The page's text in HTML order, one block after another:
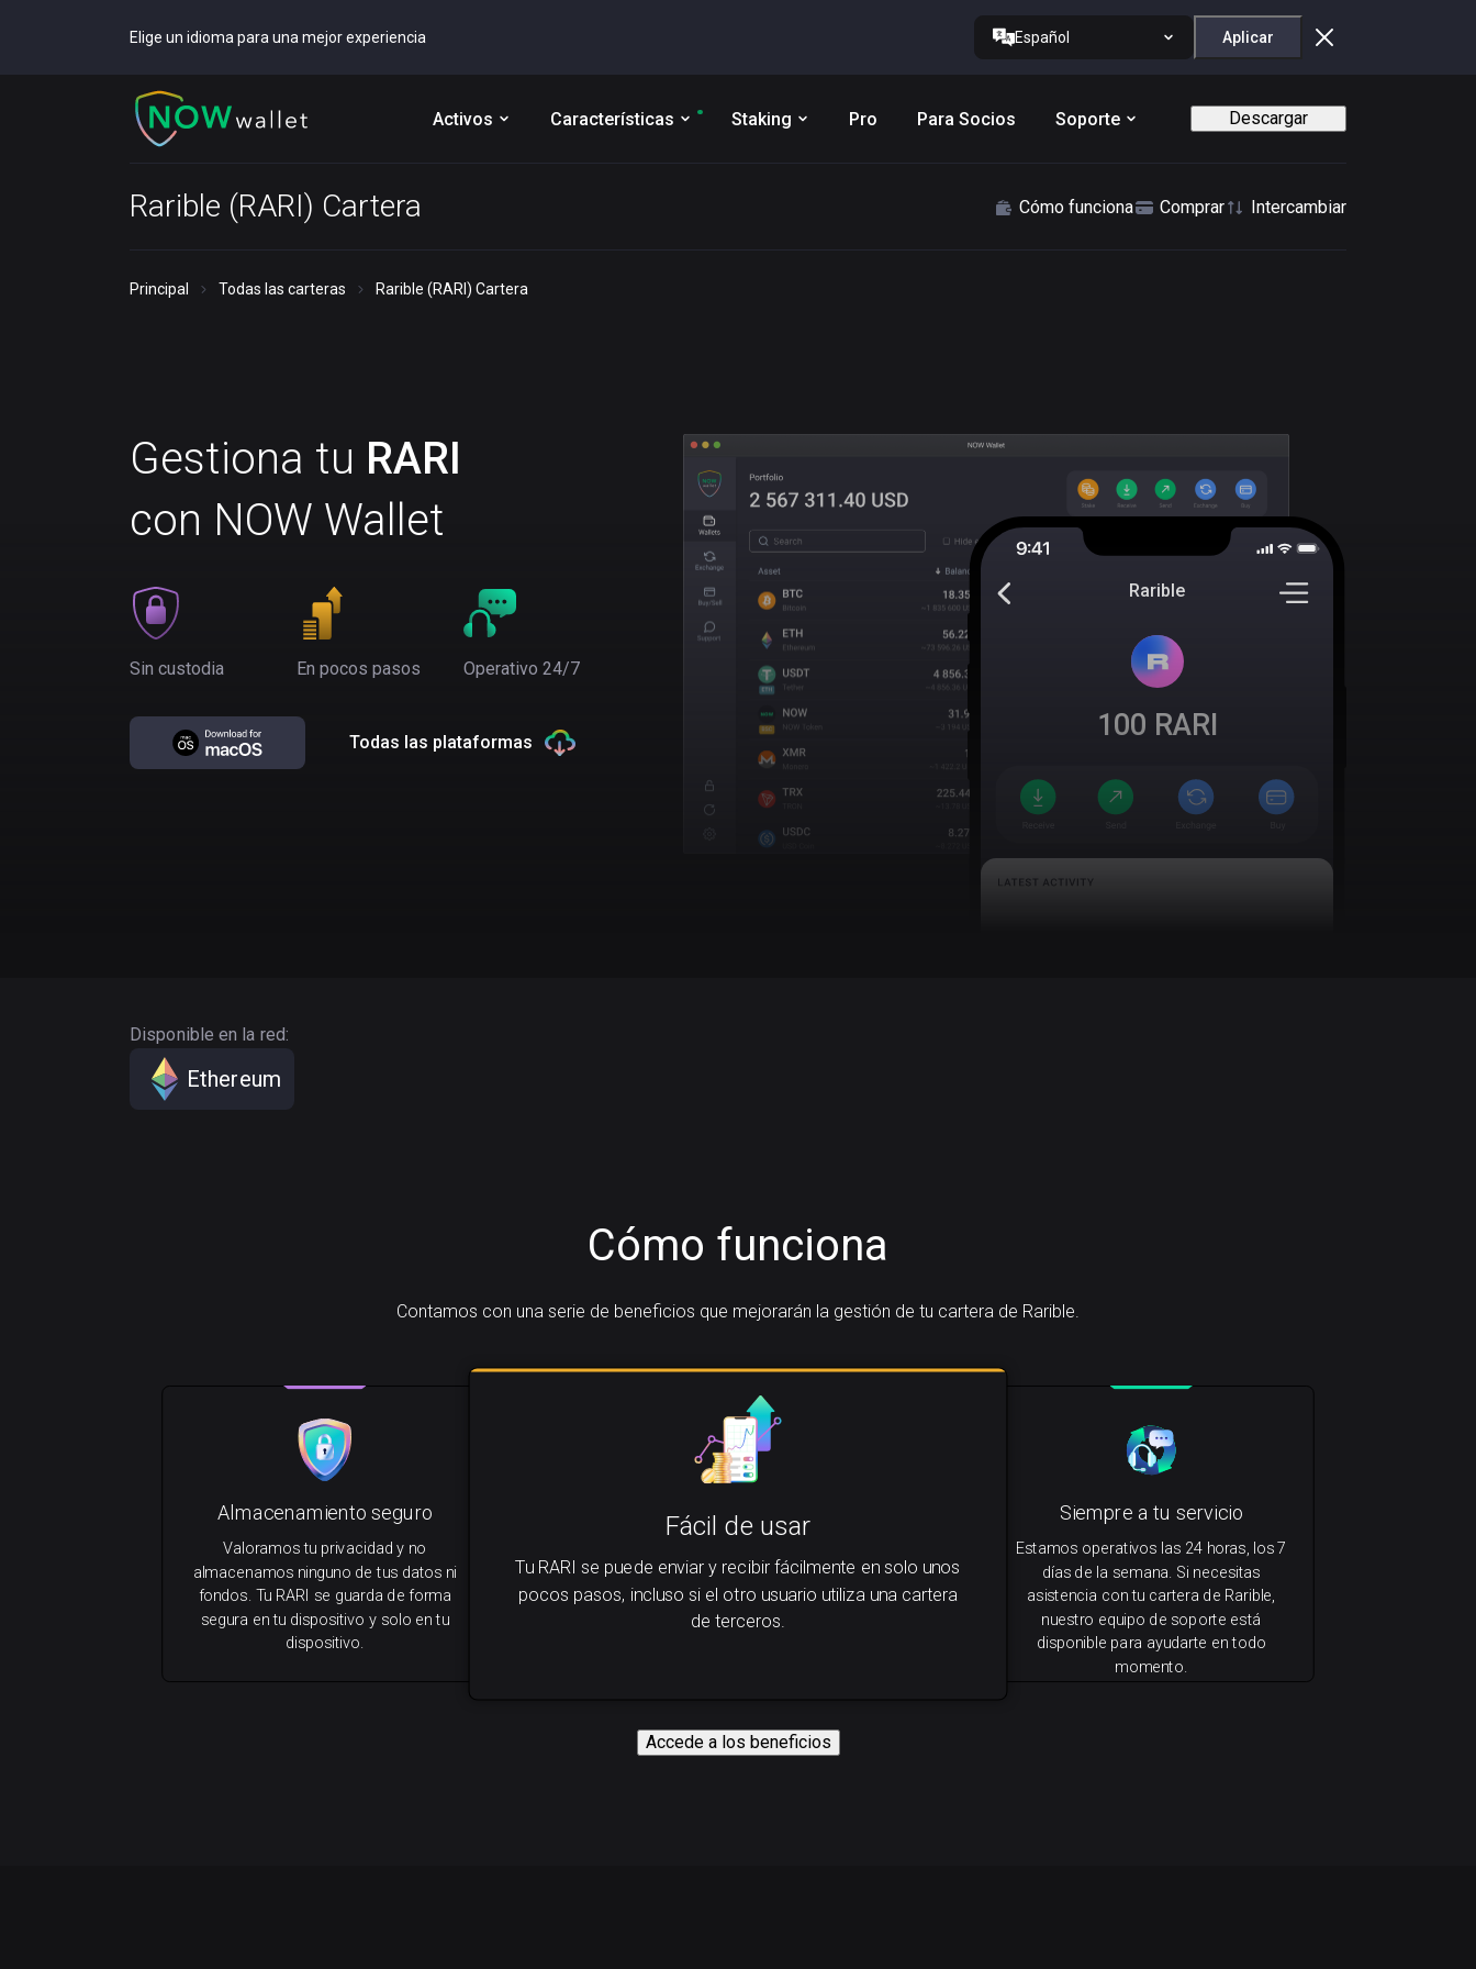
Elige un idioma para una mejor experiencia Español Aplicar
Activos Características Staking Pro Para Socios Soporte Descargar
Rarible (RARI) Cartera Cómo funciona Comprar Intercambiar
Principal Todas las carteras Rarible (RARI) Cartera
Gestiona tu RARI
con NOW Wallet
Sin custodia En pocos pasos Operativo 24/7
Todas las plataformas
Rarible
100 RARI
Disponible en la red:
Ethereum
Cómo funciona
Contamos con una serie de beneficios que mejorarán la gestión de tu cartera de Rarible.
Fácil de usar
Tu RARI se puede enviar y recibir fácilmente en solo unos
pocos pasos, incluso si el otro usuario utiliza una cartera
de terceros.
Siempre a tu servicio
Estamos operativos las 24 horas, los 7
días de la semana. Si necesitas
asistencia con tu cartera de Rarible,
nuestro equipo de soporte está
disponible para ayudarte en todo
momento.
Almacenamiento seguro
Valoramos tu privacidad y no
almacenamos ninguno de tus datos ni
fondos. Tu RARI se guarda de forma
segura en tu dispositivo y solo en tu
dispositivo.
Accede a los beneficios